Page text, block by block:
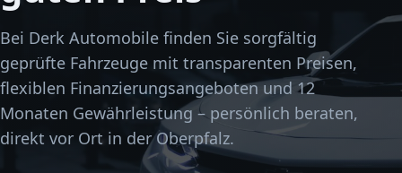
Bei Derk Automobile finden Sie sorgfältig
geprüfte Fahrzeuge mit transparenten Preisen,
flexiblen Finanzierungsangeboten und 12
Monaten Gewährleistung – persönlich beraten,
direkt vor Ort in der Oberpfalz.